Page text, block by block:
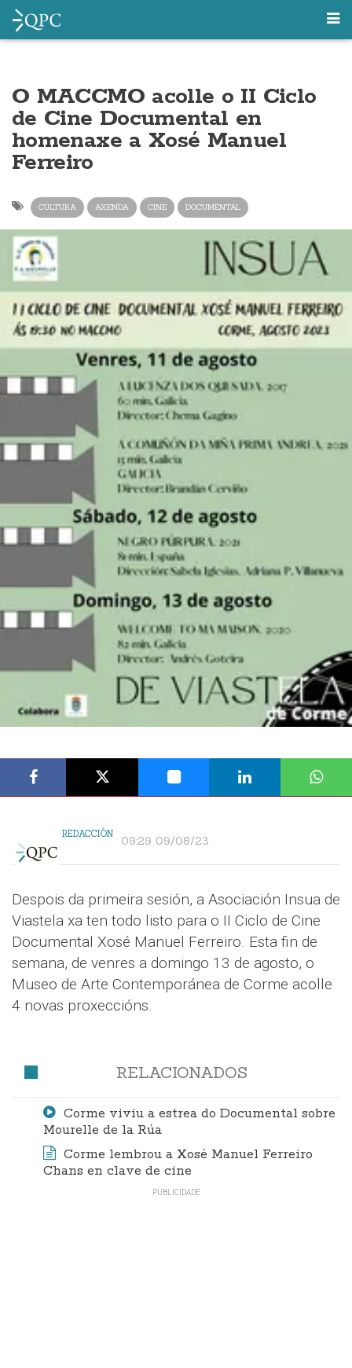
O MACCMO acolle o II Ciclo
de Cine Documental en
homenaxe a Xosé Manuel
Ferreiro
CULTURA AXENDA CINE DOCUMENTAL
REDACCIÓN 09:29 09/08/23
Despois da primeira sesión, a Asociación Insua de
Viastela xa ten todo listo para o II Ciclo de Cine
Documental Xosé Manuel Ferreiro. Esta fin de
semana, de venres a domingo 13 de agosto, o
Museo de Arte Contemporánea de Corme acolle
4 novas proxeccións.
RELACIONADOS
Corme viviu a estrea do Documental sobre
Mourelle de la Rúa
Corme lembrou a Xosé Manuel Ferreiro
Chans en clave de cine